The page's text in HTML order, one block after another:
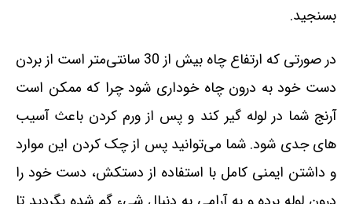
بسنجید.
در صورتی که ارتفاع چاه بیش از 30 سانتی‌متر است از بردن
دست خود به درون چاه خوداری شود چرا که ممکن است
آرنج شما در لوله گیر کند و پس از ورم کردن باعث آسیب
های جدی شود. شما می‌توانید پس از چک کردن این موارد
و داشتن ایمنی کامل با استفاده از دستکش، دست خود را